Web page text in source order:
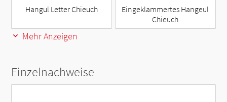
Hangul Letter Chieuch
Eingeklammertes Hangeul
Chieuch
Mehr Anzeigen
Einzelnachweise